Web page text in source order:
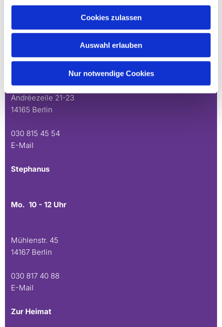
Cookies zulassen
Auswahl erlauben
Nur notwendige Cookies
Bürozeiten an den Standorten der Ortskirchen
Mo. 10 - 12 Uhr
Do. 16.30 - 18.30 Uhr
Andréezeile 21-23
14165 Berlin
030 815 45 54
E-Mail
Stephanus
Mo. 10 - 12 Uhr
Mühlenstr. 45
14167 Berlin
030 817 40 88
E-Mail
Zur Heimat